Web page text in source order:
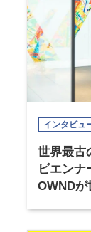
インタビュ
世界最古
ビエン
OWNDが